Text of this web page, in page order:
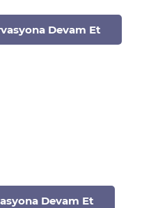
Devam Et
Devam Et